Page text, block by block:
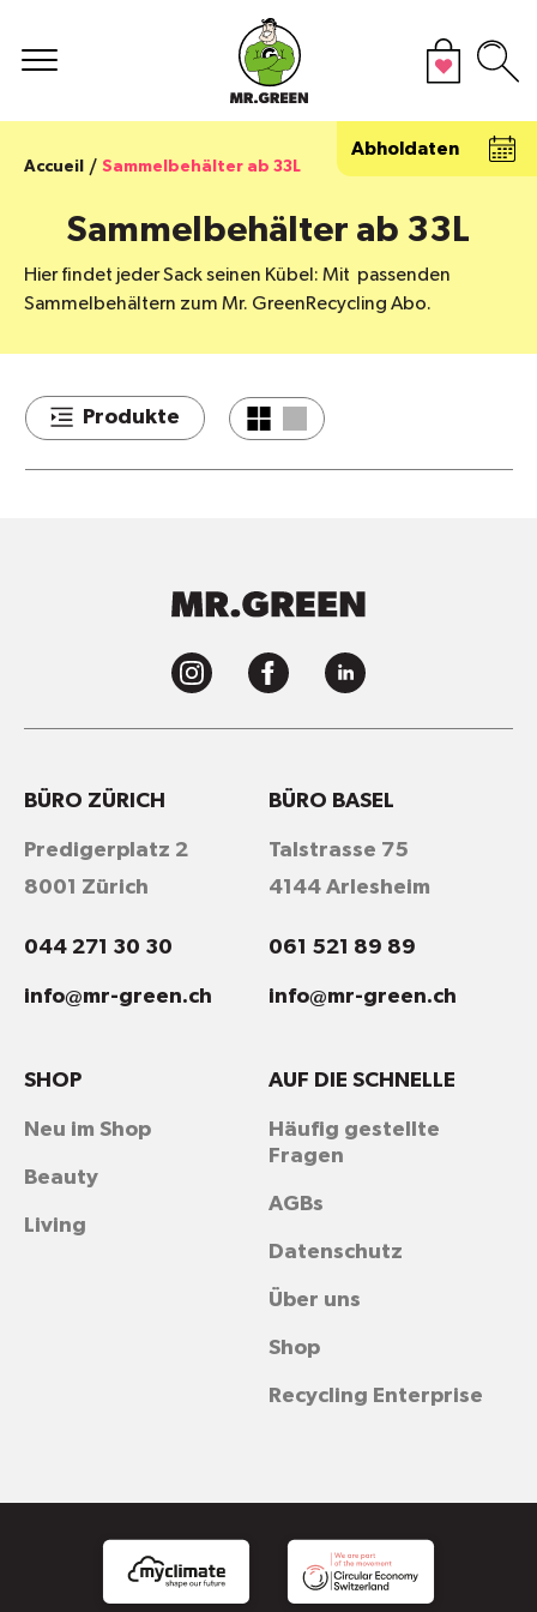
Abholdaten
Accueil Sammelbehälter ab 33L
Sammelbehälter ab 33L
Hier findet jeder Sack seinen Kübel: Mit passenden
Sammelbehältern zum Mr. GreenRecycling Abo.
Produkte
BÜRO ZÜRICH
Predigerplatz 2
8001 Zürich
044 271 30 30
info@mr-green.ch
BÜRO BASEL
Talstrasse 75
4144 Arlesheim
061 521 89 89
info@mr-green.ch
AUF DIE SCHNELLE
Häufig gestellte
Fragen
AGBs
Datenschutz
Über uns
Shop
Recycling Enterprise
SHOP
Neu im Shop
Beauty
Living